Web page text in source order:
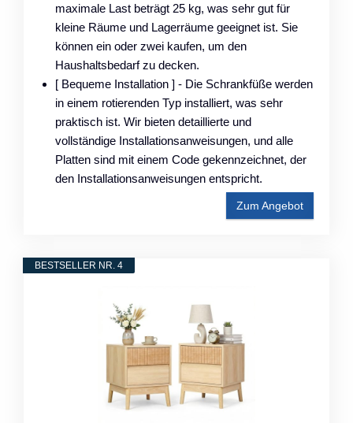
maximale Last beträgt 25 kg, was sehr gut für
kleine Räume und Lagerräume geeignet ist. Sie
können ein oder zwei kaufen, um den
Haushaltsbedarf zu decken.
[ Bequeme Installation ] - Die Schrankfüße werden
in einem rotierenden Typ installiert, was sehr
praktisch ist. Wir bieten detaillierte und
vollständige Installationsanweisungen, und alle
Platten sind mit einem Code gekennzeichnet, der
den Installationsanweisungen entspricht.
Zum Angebot
BESTSELLER NR. 4